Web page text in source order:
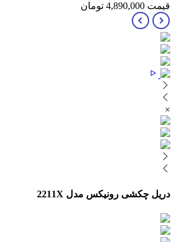
قیمت 4,890,000 تومان
×
دریل چکشی رونیکس مدل 2211X